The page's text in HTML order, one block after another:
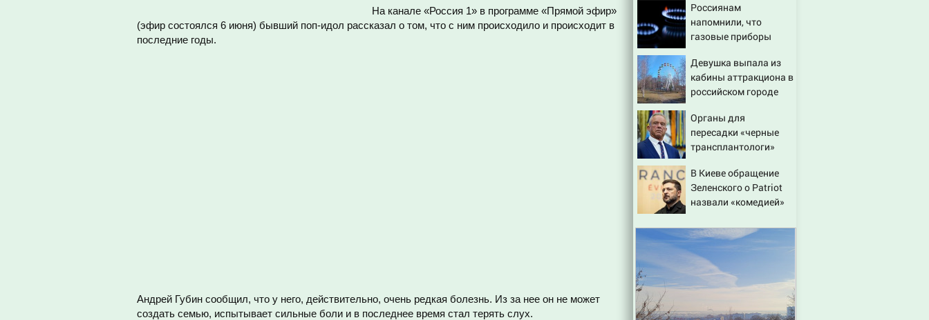
На канале «Россия 1» в программе «Прямой эфир»
(эфир состоялся 6 июня) бывший поп-идол рассказал о том, что с ним происходило и происходит в
последние годы.
Андрей Губин сообщил, что у него, действительно, очень редкая болезнь. Из за нее он не может
создать семью, испытывает сильные боли и в последнее время стал терять слух.
Россиянам
напомнили, что
газовые приборы
ремонтировать
самостоятельно
Девушка выпала из
кабины аттракциона в
российском городе
Органы для
пересадки «черные
трансплантологи»
живых пациентов
В Киеве обращение
Зеленского о Patriot
назвали «комедией»